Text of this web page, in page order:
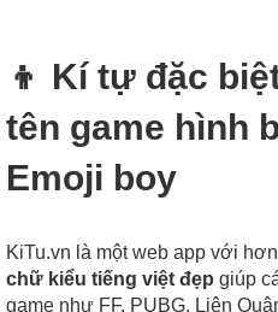
👦 Kí tự đặc
tên game hình
Emoji boy
KiTu.vn là một web app với hơn
chữ kiểu tiếng việt đẹp giúp
game như FF, PUBG, Liên